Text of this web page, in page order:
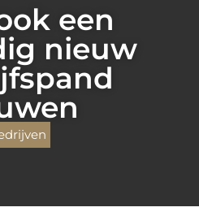
een
nieuw